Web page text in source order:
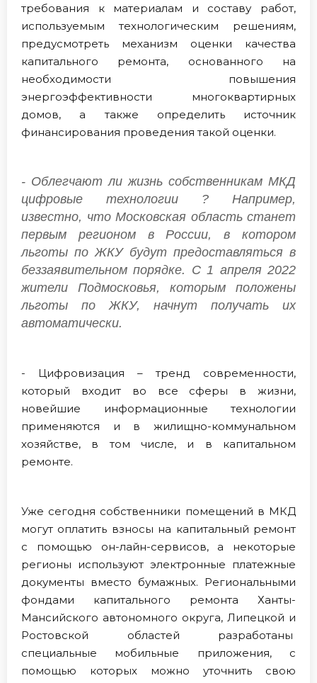
требования к материалам и составу работ,
используемым технологическим решениям,
предусмотреть механизм оценки качества
капитального ремонта, основанного на
необходимости повышения
энергоэффективности многоквартирных
домов, а также определить источник
финансирования проведения такой оценки.
- Облегчают ли жизнь собственникам МКД
цифровые технологии ? Например,
известно, что Московская область станет
первым регионом в России, в котором
льготы по ЖКУ будут предоставляться в
беззаявительном порядке. С 1 апреля 2022
жители Подмосковья, которым положены
льготы по ЖКУ, начнут получать их
автоматически.
- Цифровизация – тренд современности,
который входит во все сферы в жизни,
новейшие информационные технологии
применяются и в жилищно-коммунальном
хозяйстве, в том числе, и в капитальном
ремонте.
Уже сегодня собственники помещений в МКД
могут оплатить взносы на капитальный ремонт
с помощью он-лайн-сервисов, а некоторые
регионы используют электронные платежные
документы вместо бумажных. Региональными
фондами капитального ремонта Ханты-
Мансийского автономного округа, Липецкой и
Ростовской областей разработаны
специальные мобильные приложения, с
помощью которых можно уточнить свою